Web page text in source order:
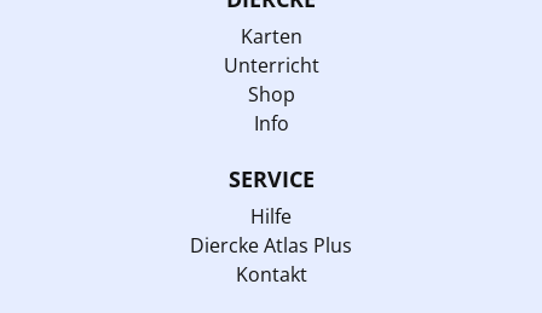
Karten
Unterricht
Shop
Info
SERVICE
Hilfe
Diercke Atlas Plus
Kontakt